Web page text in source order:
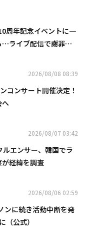
周年記念イベントに一
…ライブ配信で謝罪
2026/08/08 08:39
コンサート開催決定！
へ
2026/08/07 03:42
エンサー、韓国でラ
経緯を調査
2026/08/06 02:59
ンに続き活動中断を発
公式）